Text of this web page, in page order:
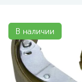
В наличии